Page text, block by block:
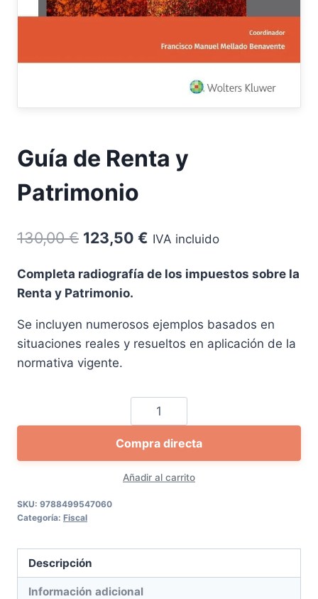
Guía de Renta y
Patrimonio
130,00€ El
original
130,00 €.
123,50 € El
actual
123,50 €.
IVA incluido
Completa radiografía de los impuestos sobre la
Renta y Patrimonio.
Se incluyen numerosos ejemplos basados en
situaciones reales y resueltos en aplicación de la
normativa vigente.
Guía
de
Renta
y
Patrimonio
Añadir al carrito
Compra directa
SKU: 9788499547060
Categoría: Fiscal
Descripción
Información adicional